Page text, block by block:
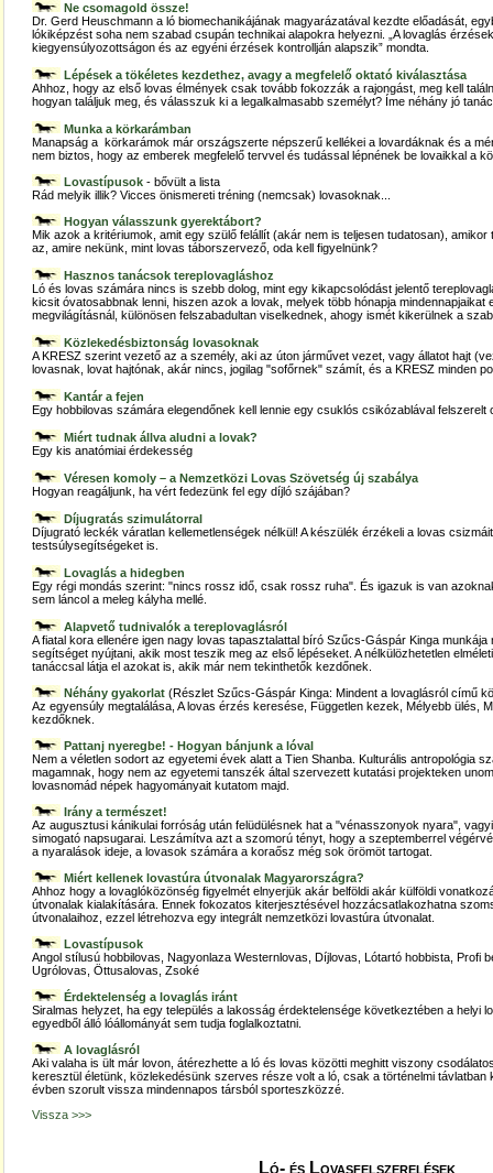
Ne csomagold össze!
Dr. Gerd Heuschmann a ló biomechanikájának magyarázatával kezdte előadását,
lókiképzést soha nem szabad csupán technikai alapokra helyezni. „A lovaglás
kiegyensúlyozottságon és az egyéni érzések kontrollján alapszik” mondta.
Lépések a tökéletes kezdethez, avagy a megfelelő oktató kiválasztása
Ahhoz, hogy az első lovas élmények csak tovább fokozzák a rajongást, meg kell
hogyan találjuk meg, és válasszuk ki a legalkalmasabb személyt? Íme néhány jó
Munka a körkarámban
Manapság a körkarámok már országszerte népszerű kellékei a lovardáknak és a
nem biztos, hogy az emberek megfelelő tervvel és tudással lépnének be lovaikkal a
Lovastípusok - bővült a lista
Rád melyik illik? Vicces önismereti tréning (nemcsak) lovasoknak...
Hogyan válasszunk gyerektábort?
Mik azok a kritériumok, amit egy szülő felállít (akár nem is teljesen tudatosan),
az, amire nekünk, mint lovas táborszervező, oda kell figyelnünk?
Hasznos tanácsok tereplovagláshoz
Ló és lovas számára nincs is szebb dolog, mint egy kikapcsolódást jelentő
kicsit óvatosabbnak lenni, hiszen azok a lovak, melyek több hónapja mindennapjaikat
megvilágításnál, különösen felszabadultan viselkednek, ahogy ismét kikerülnek a
Közlekedésbiztonság lovasoknak
A KRESZ szerint vezető az a személy, aki az úton járművet vezet, vagy állatot hajt
lovasnak, lovat hajtónak, akár nincs, jogilag "sofőrnek" számít, és a KRESZ minden
Kantár a fejen
Egy hobbilovas számára elegendőnek kell lennie egy csuklós csikózablával felszerelt
Miért tudnak állva aludni a lovak?
Egy kis anatómiai érdekesség
Véresen komoly – a Nemzetközi Lovas Szövetség új szabálya
Hogyan reagáljunk, ha vért fedezünk fel egy díjló szájában?
Díjugratás szimulátorral
Díjugrató leckék váratlan kellemetlenségek nélkül! A készülék érzékeli a lovas
testsúlysegítségeket is.
Lovaglás a hidegben
Egy régi mondás szerint: "nincs rossz idő, csak rossz ruha". És igazuk is van
sem láncol a meleg kályha mellé.
Alapvető tudnivalók a tereplovaglásról
A fiatal kora ellenére igen nagy lovas tapasztalattal bíró Szűcs-Gáspár Kinga
segítséget nyújtani, akik most teszik meg az első lépéseket. A nélkülözhetetlen
tanáccsal látja el azokat is, akik már nem tekinthetők kezdőnek.
Néhány gyakorlat (Részlet Szűcs-Gáspár Kinga: Mindent a lovaglásról című
Az egyensúly megtalálása, A lovas érzés keresése, Független kezek, Mélyebb ülés,
kezdőknek.
Pattanj nyeregbe! - Hogyan bánjunk a lóval
Nem a véletlen sodort az egyetemi évek alatt a Tien Shanba. Kulturális antropológia
magamnak, hogy nem az egyetemi tanszék által szervezett kutatási projekteken
lovasnomád népek hagyományait kutatom majd.
Irány a természet!
Az augusztusi kánikulai forróság után felüdülésnek hat a "vénasszonyok nyara",
simogató napsugarai. Leszámítva azt a szomorú tényt, hogy a szeptemberrel
a nyaralások ideje, a lovasok számára a koraősz még sok örömöt tartogat.
Miért kellenek lovastúra útvonalak Magyarországra?
Ahhoz hogy a lovaglóközönség figyelmét elnyerjük akár belföldi akár külföldi
útvonalak kialakítására. Ennek fokozatos kiterjesztésével hozzácsatlakozhatna
útvonalaihoz, ezzel létrehozva egy integrált nemzetközi lovastúra útvonalat.
Lovastípusok
Angol stílusú hobbilovas, Nagyonlaza Westernlovas, Díjlovas, Lótartó hobbista, Profi
Ugrólovas, Öttusalovas, Zsoké
Érdektelenség a lovaglás iránt
Siralmas helyzet, ha egy település a lakosság érdektelensége következtében a helyi
egyedből álló lóállományát sem tudja foglalkoztatni.
A lovaglásról
Aki valaha is ült már lovon, átérezhette a ló és lovas közötti meghitt viszony
keresztül életünk, közlekedésünk szerves része volt a ló, csak a történelmi távlatban
évben szorult vissza mindennapos társból sporteszközzé.
Vissza >>>
Ló- és Lovasfelszerelések